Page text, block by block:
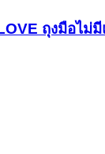
ถุงมือไ